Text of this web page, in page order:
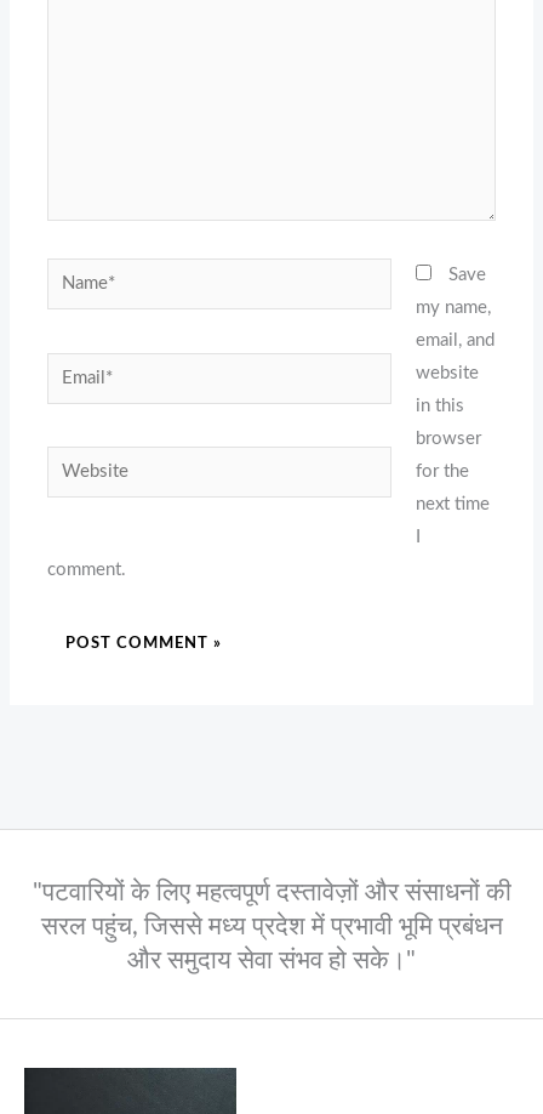
Name*
Email*
Website
Save
my name,
email, and
website
in this
browser
for the
next time
comment.
"पटवारियों के लिए महत्वपूर्ण दस्तावेज़ों और संसाधनों की
सरल पहुंच, जिससे मध्य प्रदेश में प्रभावी भूमि प्रबंधन
और समुदाय सेवा संभव हो सके।"